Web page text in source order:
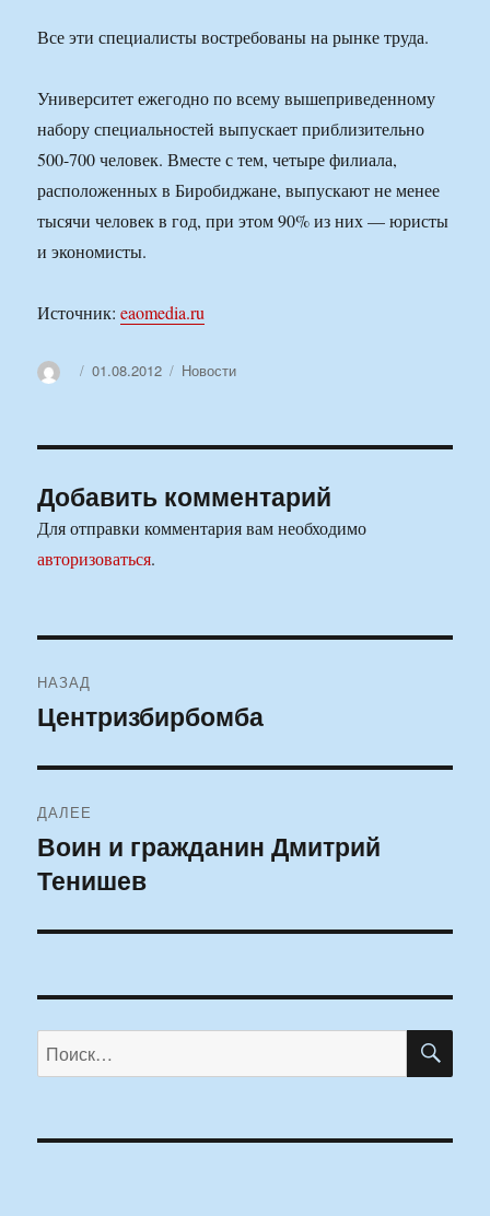
Все эти специалисты востребованы на рынке труда.
Университет ежегодно по всему вышеприведенному
набору специальностей выпускает приблизительно
500-700 человек. Вместе с тем, четыре филиала,
расположенных в Биробиджане, выпускают не менее
тысячи человек в год, при этом 90% из них — юристы
и экономисты.
Источник:eaomedia.ru
АвторОпубликовано
01.08.2012 Рубрики
Новости
Добавить комментарий
Для отправки комментария вам необходимо
авторизоваться.
по
НАЗАД
Предыдущая
Центризбирбомба
ДАЛЕЕ
Следующая
запись:
Воин и гражданин Дмитрий
Тенишев
Искать: